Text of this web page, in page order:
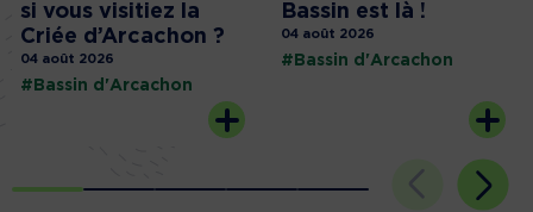
si vous visitiez la
Criée d’Arcachon ?
04 août 2026
#Bassin d'Arcachon
Bassin est là !
04 août 2026
#Bassin d'Arcachon